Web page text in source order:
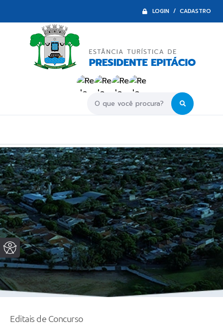
LOGIN / CADASTRO
Editais de Concurso